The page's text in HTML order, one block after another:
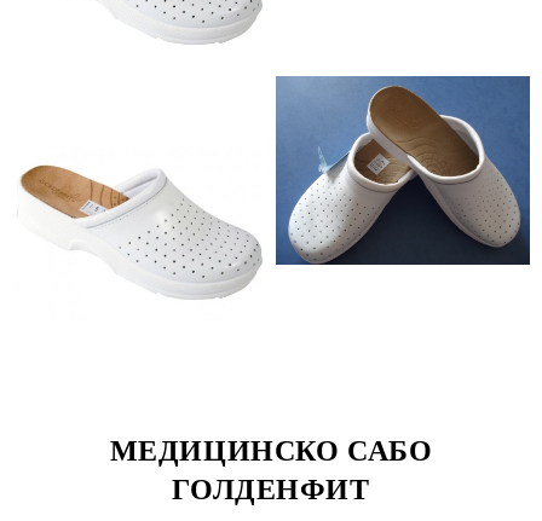
МЕДИЦИНСКО САБО
ГОЛДЕНФИТ